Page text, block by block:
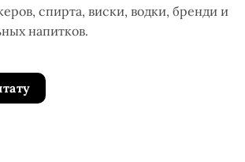
спирта, виски, водки, бренди и
напитков.